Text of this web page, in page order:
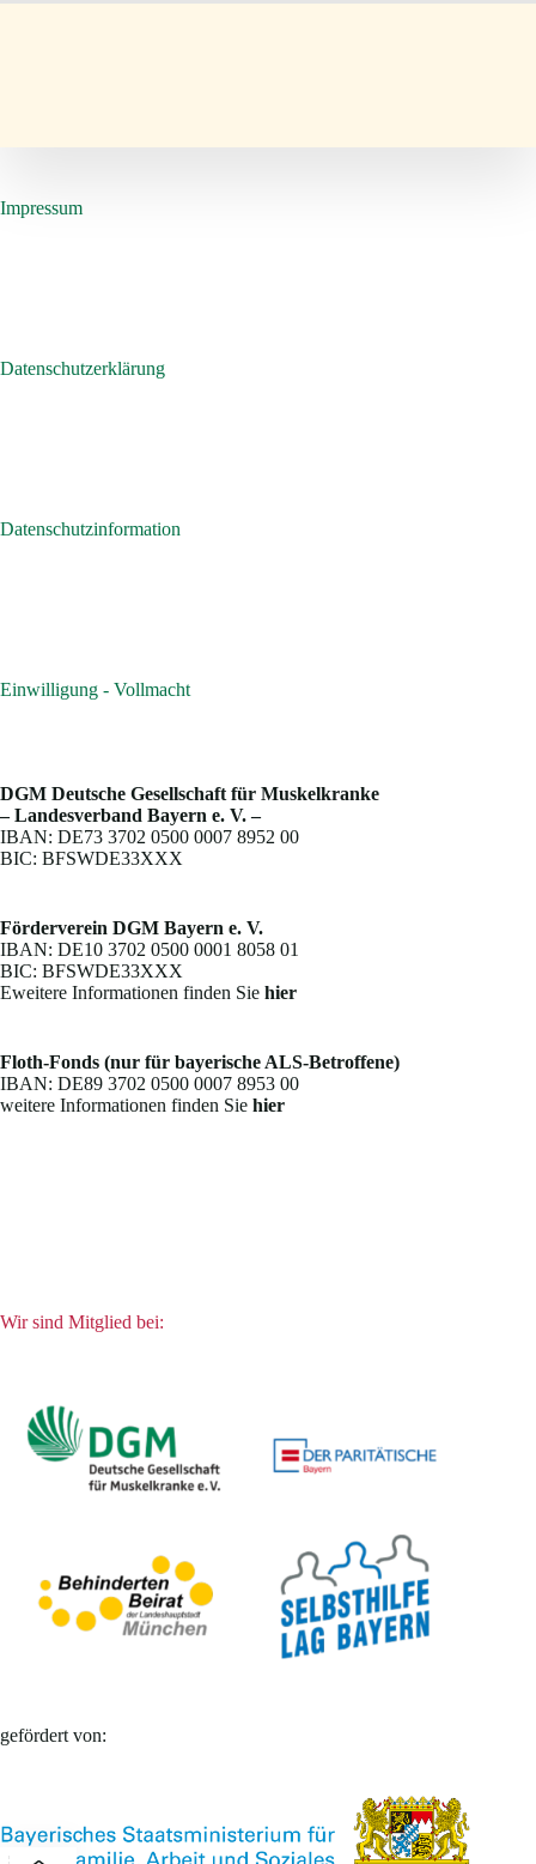
Impressum
Datenschutzerklärung
Datenschutzinformation
Einwilligung - Vollmacht
DGM Deutsche Gesellschaft für Muskelkranke
– Landesverband Bayern e. V. –
IBAN: DE73 3702 0500 0007 8952 00
BIC: BFSWDE33XXX
Förderverein DGM Bayern e. V.
IBAN: DE10 3702 0500 0001 8058 01
BIC: BFSWDE33XXX
Eweitere Informationen finden Sie hier
Floth-Fonds (nur für bayerische ALS-Betroffene)
IBAN: DE89 3702 0500 0007 8953 00
weitere Informationen finden Sie hier
Wir sind Mitglied bei:
gefördert von: